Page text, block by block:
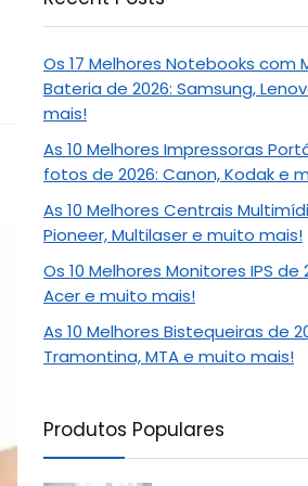
Os 17 Melhores Notebooks com
Bateria de 2026: Samsung,
mais!
As 10 Melhores Impressoras
fotos de 2026: Canon, Kodak e
As 10 Melhores Centrais
Pioneer, Multilaser e muito mais!
Os 10 Melhores Monitores IPS de
Acer e muito mais!
As 10 Melhores Bistequeiras de
Tramontina, MTA e muito mais!
Produtos Populares